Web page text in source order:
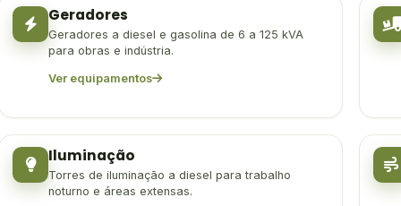
Geradores
Geradores a diesel e gasolina de 6 a 125 kVA
para obras e indústria.
Ver equipamentos
Iluminação
Torres de iluminação a diesel para trabalho
noturno e áreas extensas.